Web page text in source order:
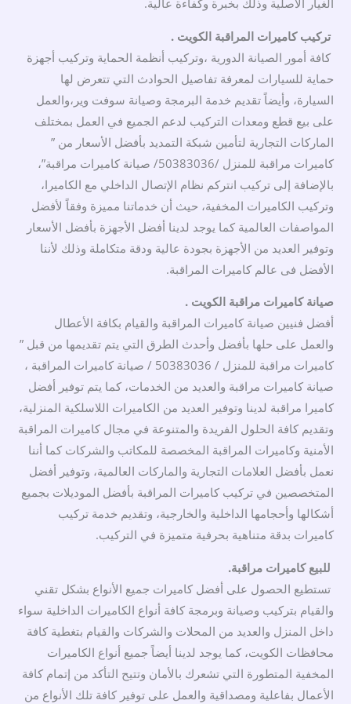
الغيار الأصلية وذلك بخبرة وكفاءة عالية.
تركيب كاميرات المراقبة الكويت .
كافة أمور الصيانة الدورية ،وتركيب أنظمة الحماية وتركيب أجهزة
حماية للسيارات لمعرفة تفاصيل الحوادث التي تتعرض لها
السيارة، وأيضاً تقديم خدمة البرمجة وصيانة سوفت وير،والعمل
على بيع قطع ومعدات التركيب لدعم الجميع في العمل بمختلف
الماركات التجارية لتأمين شبكة التمديد بأفضل الأسعار من ”
كاميرات مراقبة للمنزل /50383036/ صيانة كاميرات مراقبة”،
بالإضافة إلى تركيب انتركم نظام الإتصال الداخلي مع الكاميرا،
وتركيب الكاميرات المخفية، حيث أن خدماتنا مميزة وفقاً لأفضل
المواصفات العالمية كما يوجد لدينا أفضل الأجهزة بأفضل الأسعار
وتوفير العديد من الأجهزة بجودة عالية ودقة متكاملة وذلك لأننا
الأفضل فى عالم كاميرات المراقبة.
صيانة كاميرات مراقبة الكويت .
أفضل فنيين صيانة كاميرات المراقبة والقيام بكافة الأعطال
والعمل على حلها بأفضل وأحدث الطرق التي يتم تقديمها من قبل ”
كاميرات مراقبة للمنزل / 50383036 / صيانة كاميرات المراقبة ،
صيانة كاميرات مراقبة والعديد من الخدمات، كما يتم توفير أفضل
كاميرا مراقبة لدينا وتوفير العديد من الكاميرات اللاسلكية المنزلية،
وتقديم كافة الحلول الفريدة والمتنوعة في مجال كاميرات المراقبة
الأمنية وكاميرات المراقبة المخصصة للمكاتب والشركات كما أننا
نعمل بأفضل العلامات التجارية والماركات العالمية، وتوفير أفضل
المتخصصين في تركيب كاميرات المراقبة بأفضل الموديلات بجميع
أشكالها وأحجامها الداخلية والخارجية، وتقديم خدمة تركيب
كاميرات بدقة متناهية بحرفية متميزة في التركيب.
للبيع كاميرات مراقبة.
تستطيع الحصول على أفضل كاميرات جميع الأنواع بشكل تقني
والقيام بتركيب وصيانة وبرمجة كافة أنواع الكاميرات الداخلية سواء
داخل المنزل والعديد من المحلات والشركات والقيام بتغطية كافة
محافظات الكويت، كما يوجد لدينا أيضاً جميع أنواع الكاميرات
المخفية المتطورة التي تشعرك بالأمان وتتيح التأكد من إتمام كافة
الأعمال بفاعلية ومصداقية والعمل على توفير كافة تلك الأنواع من